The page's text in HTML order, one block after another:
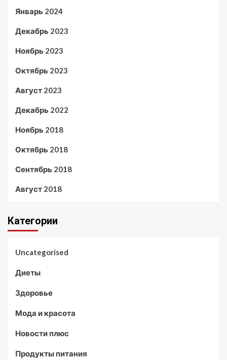
Январь 2024
Декабрь 2023
Ноябрь 2023
Октябрь 2023
Август 2023
Декабрь 2022
Ноябрь 2018
Октябрь 2018
Сентябрь 2018
Август 2018
Категории
Uncategorised
Диеты
Здоровье
Мода и красота
Новости плюс
Продукты питания